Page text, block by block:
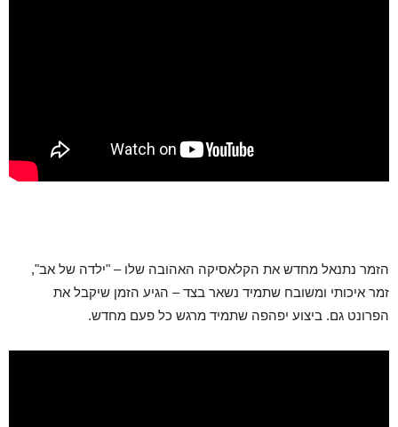
הזמר נתנאל מחדש את הקלאסיקה האהובה שלו – "ילדה של אב",
זמר איכותי ומשובח שתמיד נשאר בצד – הגיע הזמן שיקבל את
הפרונט גם. ביצוע יפהפה שתמיד מרגש כל פעם מחדש.